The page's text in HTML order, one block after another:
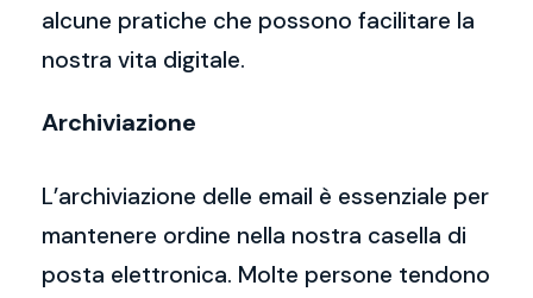
alcune pratiche che possono facilitare la
nostra vita digitale.
Archiviazione
L’archiviazione delle email è essenziale per
mantenere ordine nella nostra casella di
posta elettronica. Molte persone tendono